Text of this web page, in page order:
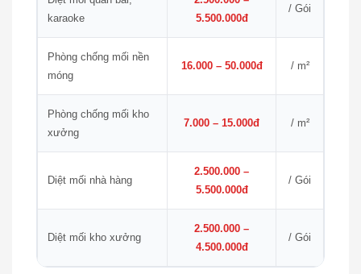
karaoke
5.500.000đ
/ Gói
Phòng chống mối nền
móng
16.000 – 50.000đ / m²
Phòng chống mối kho
xưởng
7.000 – 15.000đ / m²
Diệt mối nhà hàng
2.500.000 –
5.500.000đ
/ Gói
Diệt mối kho xưởng
2.500.000 –
4.500.000đ
/ Gói